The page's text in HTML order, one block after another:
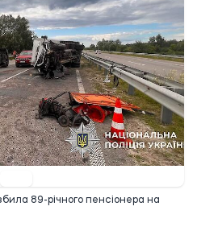
89-річного пенсіонера на